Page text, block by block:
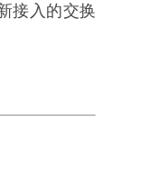
接入的交换